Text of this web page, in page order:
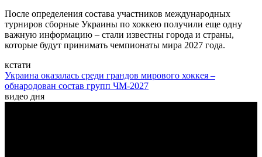
После определения состава участников международных
турниров сборные Украины по хоккею получили еще одну
важную информацию – стали известны города и страны,
которые будут принимать чемпионаты мира 2027 года.
кстати
Украина оказалась среди грандов мирового хоккея –
обнародован состав групп ЧМ-2027
видео дня